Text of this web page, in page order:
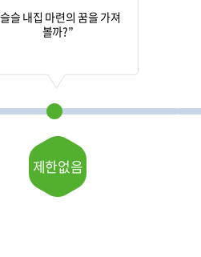
제한없음
슬 내집 마련의 꿈을 가져
볼까?”